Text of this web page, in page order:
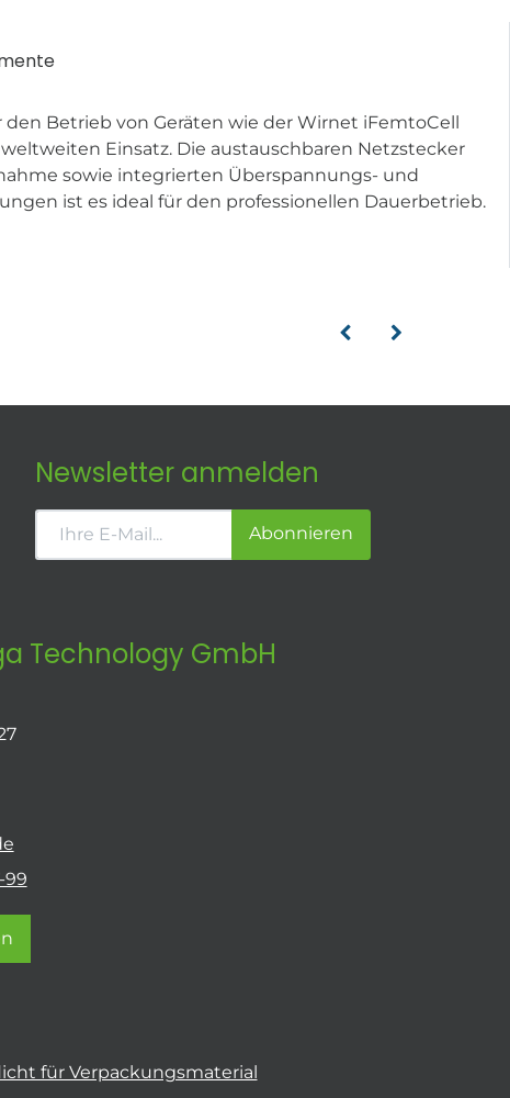
Betrieb von Geräten wie der Wirnet iFemtoCell
Einsatz. Die austauschbaren Netzstecker
sowie integrierten Überspannungs- und
ist es ideal für den professionellen Dauerbetrieb.
Newsletter anmelden
Abonnieren
Technology GmbH
99
für Verpackungsmaterial